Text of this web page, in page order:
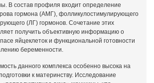
В состав профиля входит определение
гормона (АМГ), фолликулостимулирующего
(ЛГ) гормонов. Сочетание этих
получить объективную информацию о
яйцеклеток и функциональной готовности
беременности.
данного комплекса особенно высока на
к материнству. Исследование